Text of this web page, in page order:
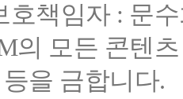
호책임자 : 문
의 모든 콘텐
을 금합니다.